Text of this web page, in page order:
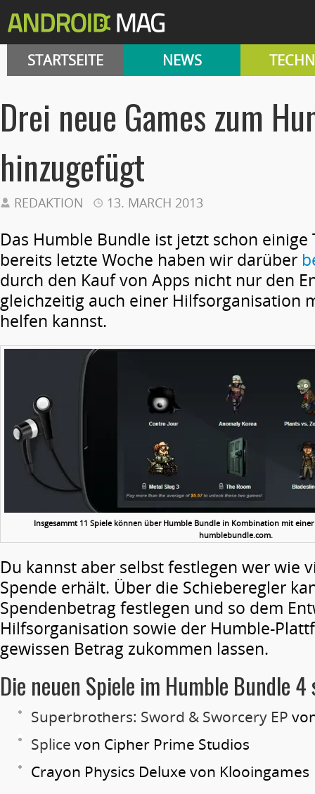
STARTSEITE NEWS
Drei neue Games zum
hinzugefügt
REDAKTION 13. MARCH 2013
Das Humble Bundle ist jetzt schon einige
bereits letzte Woche haben wir darüber
durch den Kauf von Apps nicht nur den
gleichzeitig auch einer Hilfsorganisation
helfen kannst.
Insgesammt 11 Spiele können über Humble Bundle in Kombination mit
humblebundle.com.
Du kannst aber selbst festlegen wer wie
Spende erhält. Über die Schieberegler
Spendenbetrag festlegen und so dem
Hilfsorganisation sowie der Humble-
gewissen Betrag zukommen lassen.
Die neuen Spiele im Humble Bundle 4
Superbrothers: Sword & Sworcery EP
Splice von Cipher Prime Studios
Crayon Physics Deluxe von Klooingames